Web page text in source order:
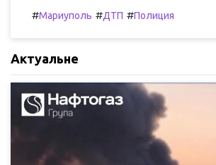
#Мариуполь #ДТП #Полиция
Актуальне